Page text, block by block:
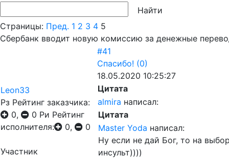
Страницы: Пред. 1 2 3 4 5
Сбербанк вводит новую комиссию за денежные
Leon33
Рз Рейтинг заказчика:
0,
0 Ри Рейтинг
исполнителя:
0, 0
Участник
#41
Спасибо! (0)
18.05.2020 10:25:27
Цитата
almira написал:
Цитата
Master Yoda написал:
Ну если не дай Бог, то на
инсульт))))